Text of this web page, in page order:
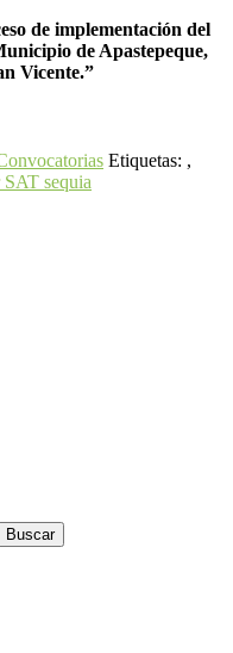
de implementación del
de Apastepeque,
Vicente.”
Etiquetas: ,
SAT sequia